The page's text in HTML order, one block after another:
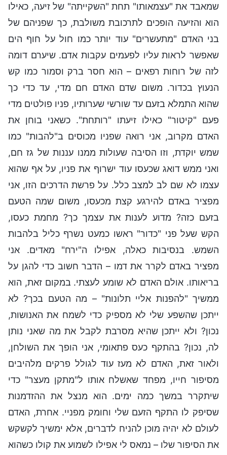
שמאבד את "עצמאותו" תחת "השקייתה" של זיעה, כאילו
הוא והזיעה הופכים לתרכובת משולבת, כך שפניהם של
בני האדם "מתעשרים" עוד יותר כמו חול על חוף הים
שאפשר לראות עליו לפעמים עקבות אדם. שיערם דומה
לזה של רוחות רפאים – הוא חסר ברק וסמור כמו קש
הנעוץ בכדור. משום שדם האדם חם מדי, עד כדי כך
שהוא התמלא בזעם עד שורשי שערותיו, פניו פולטים מדי
פעם "קיטור" כאילו זיעתו "רותחת". כשאני בוחן את
האדם מקרוב, אני רואה שפניו מכוסים ב"להבות" כמו
שמש יוקדת, וזו הסיבה שעולות ממנו עננות של גז חם,
ואני ממש דואג שכעסו עוד ישרוף את פניו, על אף שהוא
עצמו לא שם לב למצב כלל. על פרשת הדרכים הזו, אני
מפציר באדם להירגע קצת מכעסו, משום שמה הטעם
בזעם כזה? מדוע לענות את עצמך כך? מחמת כעסו,
הקש שעל פני "כדור" ראשו כמעט נשרף כליל בלהבות
השמש. בנסיבות כאלה, אפילו ה"ירח" מאדים. אני
מפציר באדם לקרר את דמו – הדבר חשוב כדי להגן על
בריאותו. אולם האדם לא שומע לעצתי. במקום זאת, הוא
ממשיך "להפנות אליי תלונות" – מה הטעם בכך? לא
ייתכן שהשפע שלי לא מספיק כדי לשמח את האנושות,
נכון? ולא ייתכן שהיא מסרבת לקבל את מה שאני נותן
לה, נכון? בהתקף כעס פתאומי, אני הופך את השולחן,
ולאור זאת, האדם לא מעז עוד לגולל פרקים מלהיבים
מסיפור חייו, מפחד שאשלח אותו ל"מתקן מעצר" כדי
שיתקרר במשך כמה ימים. הוא מנצל את ההזדמנות
שסיפק לו התקף הזעם שלי וחומק מפניי. אחרת, האדם
לעולם לא יהיה מוכן להניח לדברים, אלא ימשיך לקשקש
את הסיפור שלו – נמאס לי אפילו לשמוע את קולו כשהוא